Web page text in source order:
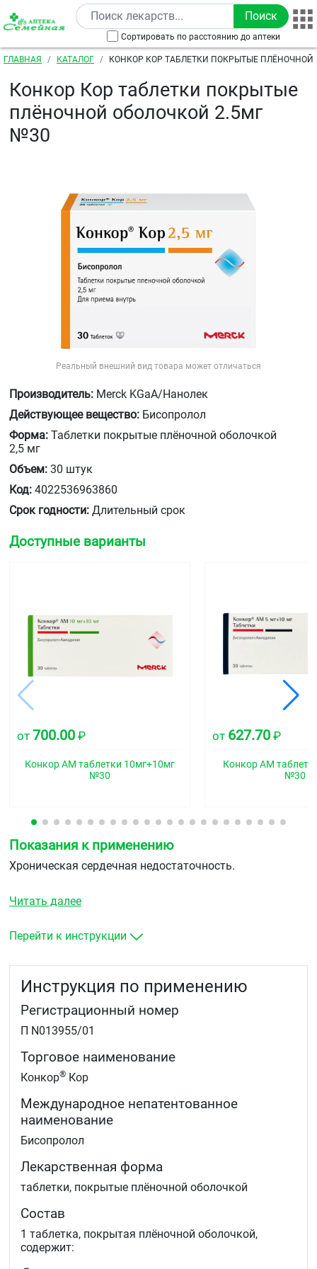
Перейти к основному содержанию
Сортировать по расстоянию до аптеки
Строка навигации
ГЛАВНАЯ КАТАЛОГ
КОНКОР КОР ТАБЛЕТКИ ПОКРЫТЫЕ ПЛЁНОЧНОЙ
Конкор Кор таблетки покрытые
плёночной оболочкой 2.5мг
№30
Реальный внешний вид товара может отличаться
Производитель: Merck KGaA/Нанолек
Действующее вещество: Бисопролол
Форма: Таблетки покрытые плёночной оболочкой
2,5 мг
Объем: 30 штук
Код: 4022536963860
Срок годности: Длительный срок
Доступные варианты
от 700.00 ₽
Конкор АМ таблетки 10мг+10мг
№30
от 627.70 ₽
Конкор АМ
№30
Показания к применению
Хроническая сердечная недостаточность.
Читать далее
Перейти к инструкции
Инструкция по применению
Регистрационный номер
П N013955/01
Торговое наименование
Конкор® Кор
Международное непатентованное
наименование
Бисопролол
Лекарственная форма
таблетки, покрытые плёночной оболочкой
Состав
1 таблетка, покрытая плёночной оболочкой,
содержит: